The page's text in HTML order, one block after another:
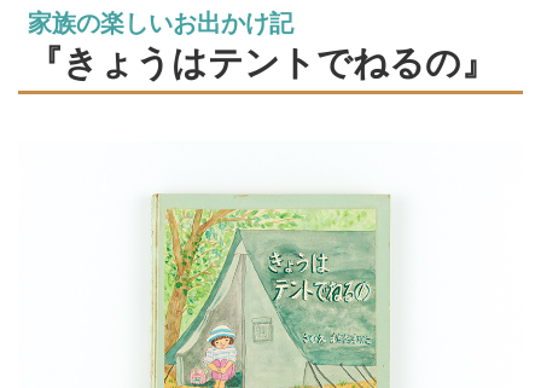
い上げ、絵と文を書き、製本をす
る。世界で1冊だけのオリジナル
絵本を、半世紀近くつくり続けて
きた家族を訪ねました。（『天然
家族の楽しいお出かけ記
『きょうはテントでねるの』